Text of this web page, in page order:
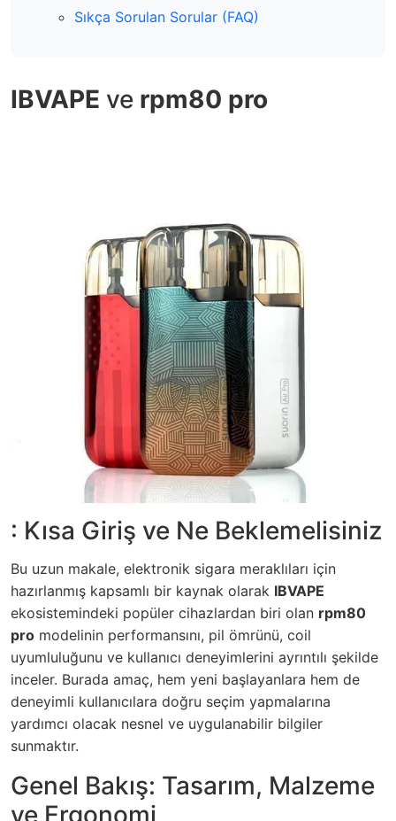
Sıkça Sorulan Sorular (FAQ)
IBVAPE ve rpm80 pro
: Kısa Giriş ve Ne Beklemelisiniz
Bu uzun makale, elektronik sigara meraklıları için
hazırlanmış kapsamlı bir kaynak olarak IBVAPE
ekosistemindeki popüler cihazlardan biri olan rpm80
pro modelinin performansını, pil ömrünü, coil
uyumluluğunu ve kullanıcı deneyimlerini ayrıntılı şekilde
inceler. Burada amaç, hem yeni başlayanlara hem de
deneyimli kullanıcılara doğru seçim yapmalarına
yardımcı olacak nesnel ve uygulanabilir bilgiler
sunmaktır.
Genel Bakış: Tasarım, Malzeme
ve Ergonomi